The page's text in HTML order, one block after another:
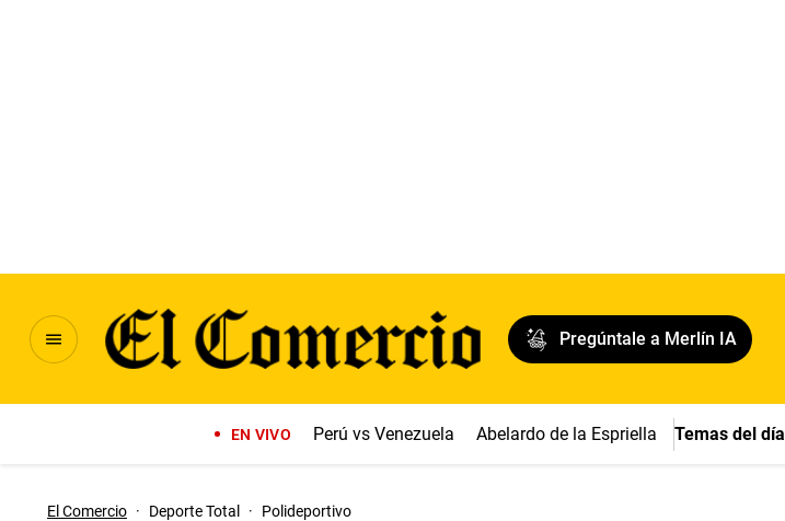
Pregúntale a Merlín IA
EN VIVO Perú vs Venezuela Abelardo de la Espriella Temas del día
El Comercio · Deporte Total · Polideportivo